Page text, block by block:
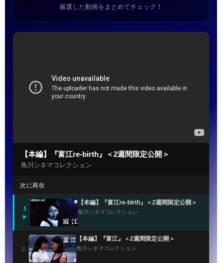
厳選した動画をまとめてチェック！
【本編】『富江re-birth』＜2週間限定公開＞
角川シネマコレクション
次に再生
1
▶
【本編】『富江re-birth』＜2週間限定公開＞
角川シネマコレクション
2
【本編】『富江』＜2週間限定公開＞
角川シネマコレクション